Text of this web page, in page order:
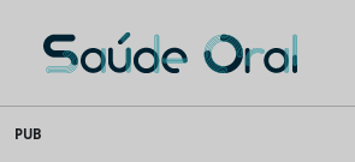
to
Saúde Oral
PUB